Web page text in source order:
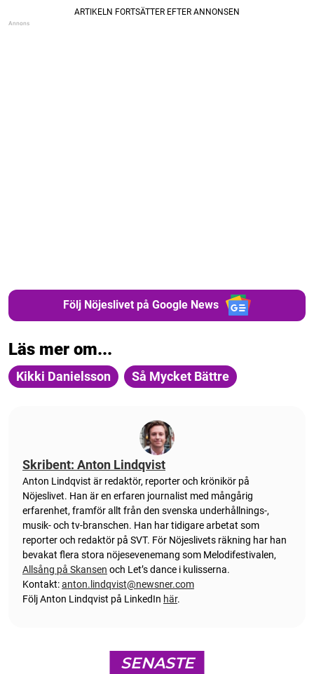
Följ Nöjeslivet på Google News
Läs mer om...
Kikki Danielsson Så Mycket Bättre
Skribent: Anton Lindqvist
Anton Lindqvist är redaktör, reporter och krönikör på
Nöjeslivet. Han är en erfaren journalist med mångårig
erfarenhet, framför allt från den svenska underhållnings-,
musik- och tv-branschen. Han har tidigare arbetat som
reporter och redaktör på SVT. För Nöjeslivets räkning har han
bevakat flera stora nöjesevenemang som Melodifestivalen,
Allsång på Skansen och Let’s dance i kulisserna.
Kontakt:anton.lindqvist@newsner.com
Följ Anton Lindqvist på LinkedIn här.
SENASTE